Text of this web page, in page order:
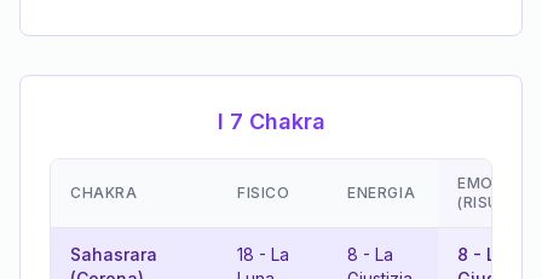
I 7 Chakra
CHAKRA FISICO ENERGIA
EMOZIONI
Sahasrara
18 - La
8 - La
8 - La